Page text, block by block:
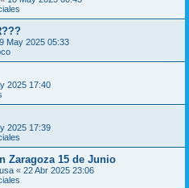
May 2025 05:33
2025 17:40
2025 17:39
Zaragoza 15 de Junio
« 22 Abr 2025 23:06